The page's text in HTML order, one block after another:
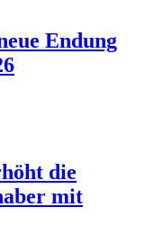
Endung
die
mit